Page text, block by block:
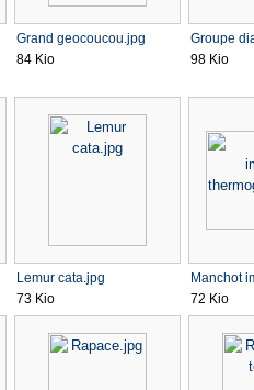
Grand geocoucou.jpg
84 Kio
Groupe
98 Kio
Lemur cata.jpg
73 Kio
Manchot
72 Kio